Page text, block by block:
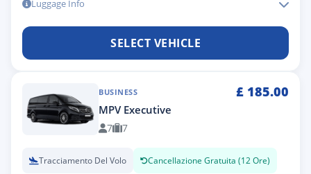
Luggage Info
SELECT VEHICLE
BUSINESS £ 185.00
MPV Executive
7 7
Tracciamento Del Volo Cancellazione Gratuita (12 Ore)